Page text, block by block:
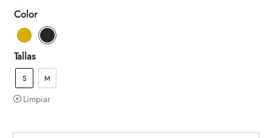
Color
Tallas
S M
Limpiar